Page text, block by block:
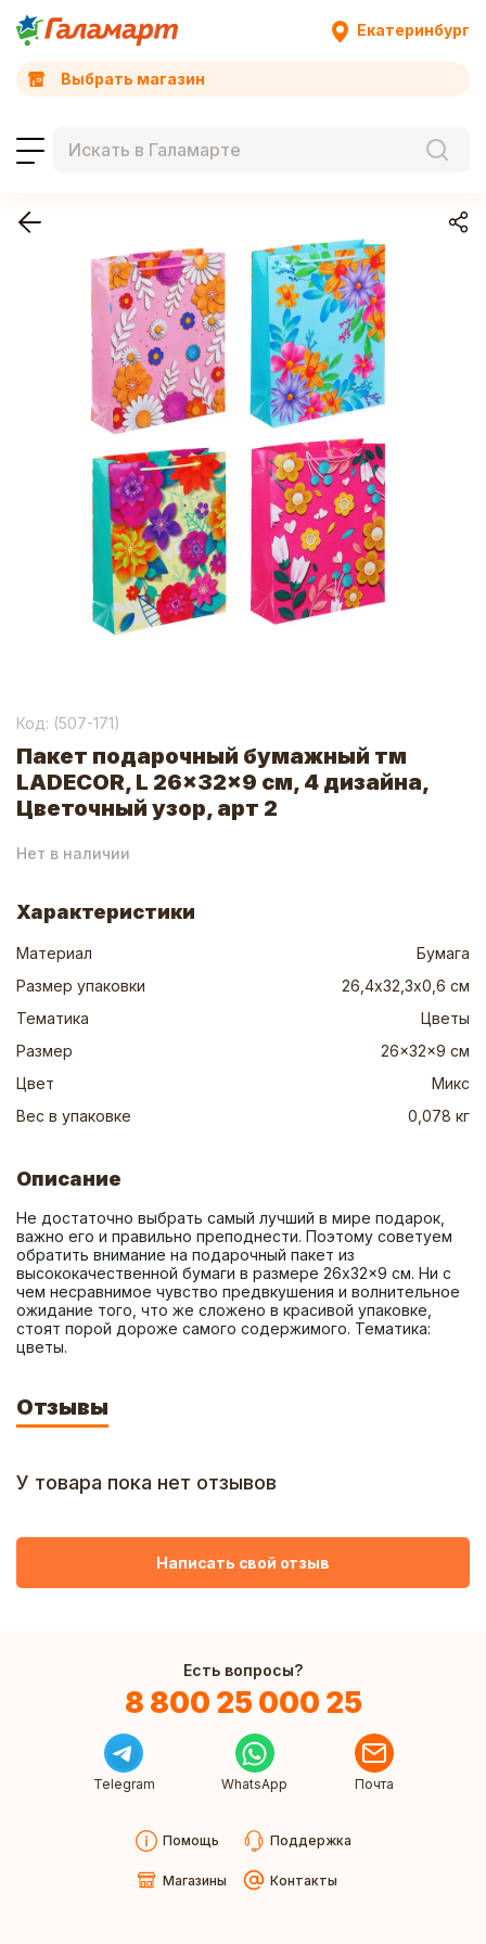
Екатеринбург
Выбрать магазин
Код: (507-171)
Пакет подарочный бумажный тм
LADECOR, L 26x32x9 см, 4 дизайна,
Цветочный узор, арт 2
Нет в наличии
Характеристики
Материал
Бумага
Размер упаковки
26,4х32,3х0,6 см
Тематика
Цветы
Размер
26x32x9 см
Цвет
Микс
Вес в упаковке
0,078 кг
Описание
Не достаточно выбрать самый лучший в мире подарок,
важно его и правильно преподнести. Поэтому советуем
обратить внимание на подарочный пакет из
высококачественной бумаги в размере 26x32x9 см. Ни с
чем несравнимое чувство предвкушения и волнительное
ожидание того, что же сложено в красивой упаковке,
стоят порой дороже самого содержимого. Тематика:
цветы.
Отзывы
У товара пока нет отзывов
Написать свой отзыв
Есть вопросы?
8 800 25 000 25
Telegram WhatsApp Почта
Помощь Поддержка
Магазины Контакты